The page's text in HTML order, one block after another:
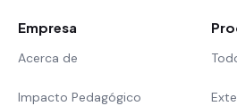
Empresa
Acerca de
Impacto Pedagógico